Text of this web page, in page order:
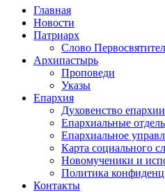
Главная
Новости
Патриарх
Слово
Архипастырь
Проповеди
Указы
Епархия
Духовенство епархии
Епархиальные
Епархиальное
Карта социального
Новомученики и
Политика
Контакты